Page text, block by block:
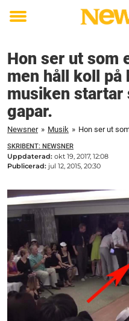
Toggle
Hon ser ut som
men håll koll på
musiken startar
gapar.
Newsner » Musik »
SKRIBENT: NEWSNER
Uppdaterad: okt 19, 2017, 12:08
Publicerad: jul 12, 2015, 20:30